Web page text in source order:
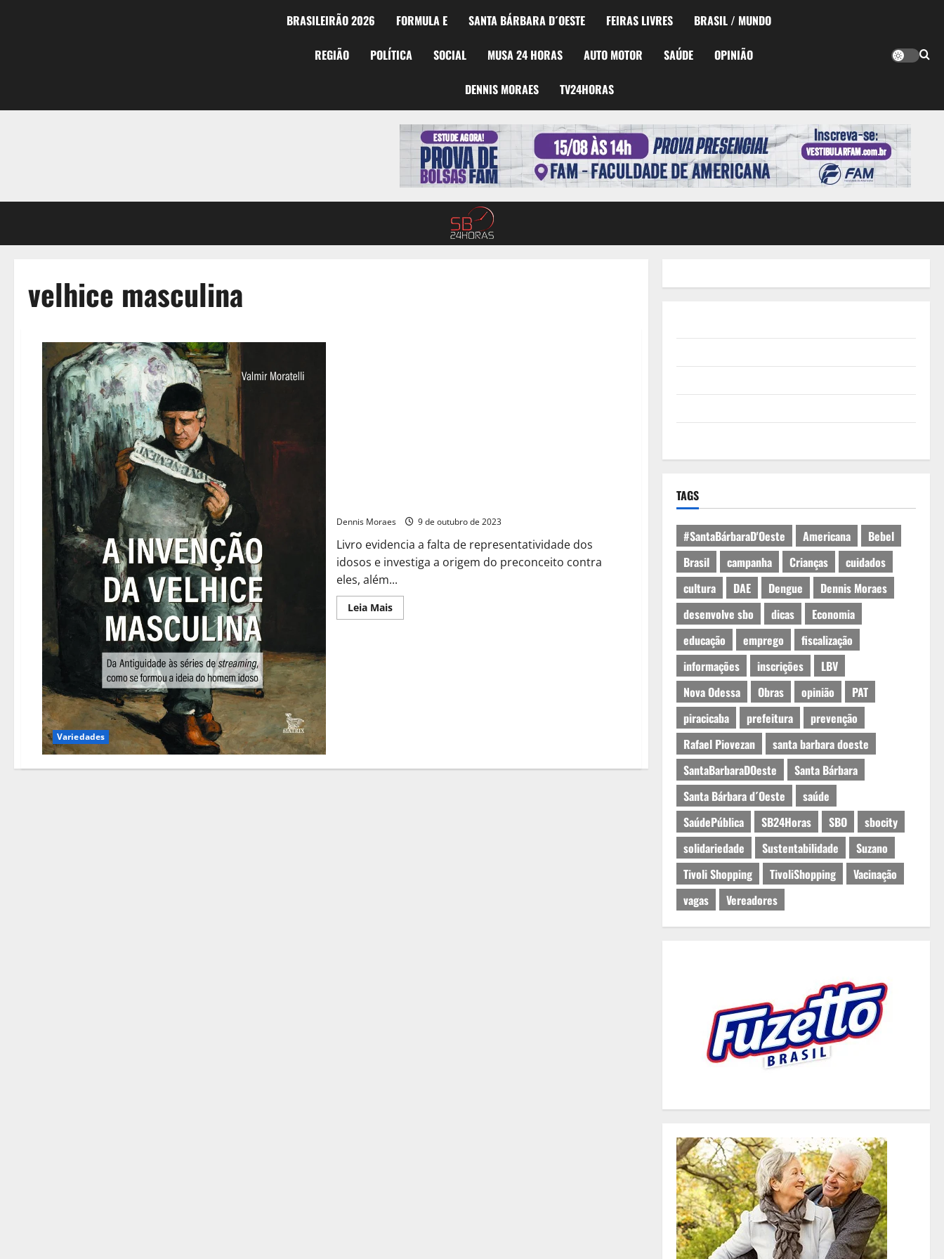
BRASILEIRÃO 2026 FORMULA E SANTA BÁRBARA D´OESTE FEIRAS LIVRES BRASIL / MUNDO
REGIÃO POLÍTICA SOCIAL MUSA 24 HORAS AUTO MOTOR SAÚDE OPINIÃO
DENNIS MORAES TV24HORAS
velhice masculina
Variedades
Dennis Moraes 9 de outubro de 2023
Livro evidencia a falta de representatividade dos
idosos e investiga a origem do preconceito contra
eles, além...
Leia Mais
TAGS
#SantaBárbaraD'Oeste Americana
Bebel
Brasil
campanha Crianças
cuidados
cultura
DAE Dengue
Dennis Moraes
desenvolve sbo
dicas
Economia
educação
emprego
fiscalização
informações
inscrições
LBV
Nova Odessa
Obras opinião
PAT
piracicaba
prefeitura
prevenção
Rafael Piovezan
santa barbara doeste
SantaBarbaraDOeste
Santa Bárbara
Santa Bárbara d´Oeste
saúde
SaúdePública
SB24Horas SBO
sbocity
solidariedade
Sustentabilidade
Suzano
Tivoli Shopping
TivoliShopping
Vacinação
vagas
Vereadores